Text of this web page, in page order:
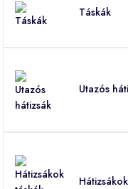
Táskák
Utazós